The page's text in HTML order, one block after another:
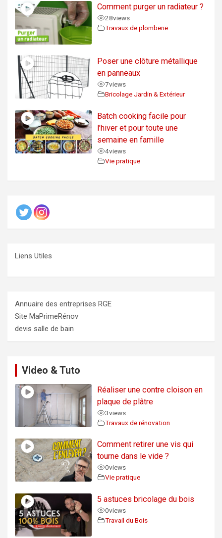
Comment purger un radiateur ?
28views
Travaux de plomberie
Poser une clôture métallique
en panneaux
7views
Bricolage Jardin & Extérieur
Batch cooking facile pour
l’hiver et pour toute une
semaine en famille
4views
Vie pratique
Liens Utiles
Annuaire des entreprises RGE
Site MaPrimeRénov
devis salle de bain
Video & Tuto
Réaliser une contre cloison en
plaque de plâtre
3views
Travaux de rénovation
Comment retirer une vis qui
tourne dans le vide ?
0views
Vie pratique
5 astuces bricolage du bois
0views
Travail du Bois